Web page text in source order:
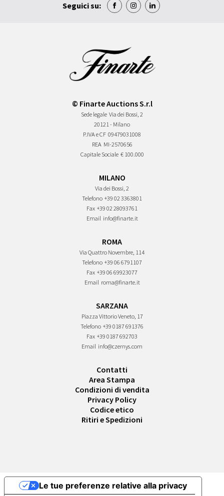
Seguici su:
© Finarte Auctions S.r.l
Sede legale Via dei Bossi, 2
20121 - Milano
P.IVA e CF 09479031008
REA MI-2570656
Capitale Sociale € 100.000
MILANO
Via dei Bossi, 2
Telefono +39 02 3363801
Fax +39 02 28093761
Email info@finarte.it
ROMA
Via Quattro Novembre, 114
Telefono +39 06 6791107
Fax +39 06 69923077
Email roma@finarte.it
SARZANA
Piazza Vittorio Veneto, 17
Telefono +39 0187 691376
Fax +39 0187 692703
Email info@czernys.com
Contatti
Area Stampa
Condizioni di vendita
Privacy Policy
Codice etico
Ritiri e Spedizioni
Le tue preferenze relative alla privacy